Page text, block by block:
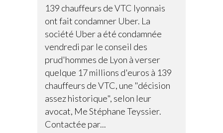
139 chauffeurs de VTC lyonnais
ont fait condamner Uber. La
société Uber a été condamnée
vendredi par le conseil des
prud'hommes de Lyon à verser
quelque 17 millions d'euros à 139
chauffeurs de VTC, une "décision
assez historique", selon leur
avocat, Me Stéphane Teyssier.
Contactée par...